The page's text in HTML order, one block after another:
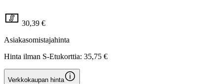
30,39 €
Asiakasomistajahinta
Hinta ilman S-Etukorttia: 35,75 €
Verkkokaupan hinta